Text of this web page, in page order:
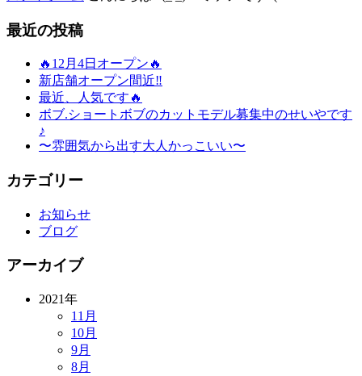
最近の投稿
🔥12月4日オープン🔥
新店舗オープン間近‼️
最近、人気です🔥
ボブ.ショートボブのカットモデル募集中のせいやです
♪
〜雰囲気から出す大人かっこいい〜
カテゴリー
お知らせ
ブログ
アーカイブ
2021年
11月
10月
9月
8月